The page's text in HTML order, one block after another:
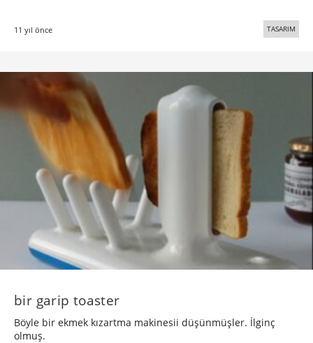
11 yıl önce TASARIM
bir garip toaster
Böyle bir ekmek kızartma makinesii düşünmüşler. İlginç
olmuş.